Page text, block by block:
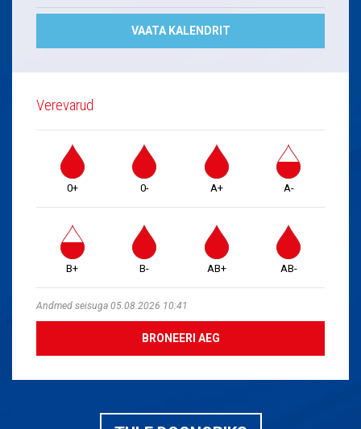
VAATA KALENDRIT
Verevarud
0+ 0- A+ A-
B+ B- AB+ AB-
Andmed seisuga 05.08.2026 10:41
BRONEERI AEG